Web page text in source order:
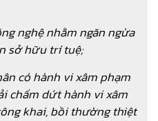
nghệ nhằm ngăn ngừa
sở hữu trí tuệ;
có hành vi xâm phạm
chấm dứt hành vi xâm
khai, bồi thường thiệt